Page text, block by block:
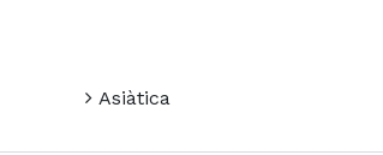
Asiàtica